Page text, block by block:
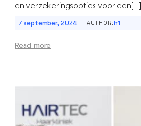
en verzekeringsopties voor een[…]
7 september, 2024 - AUTHOR:h1
Read more